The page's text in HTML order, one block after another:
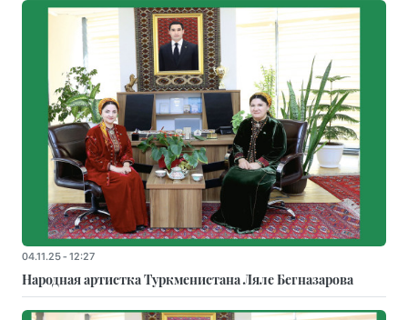
04.11.25 - 12:27
Народная артистка Туркменистана Ляле Бегназарова